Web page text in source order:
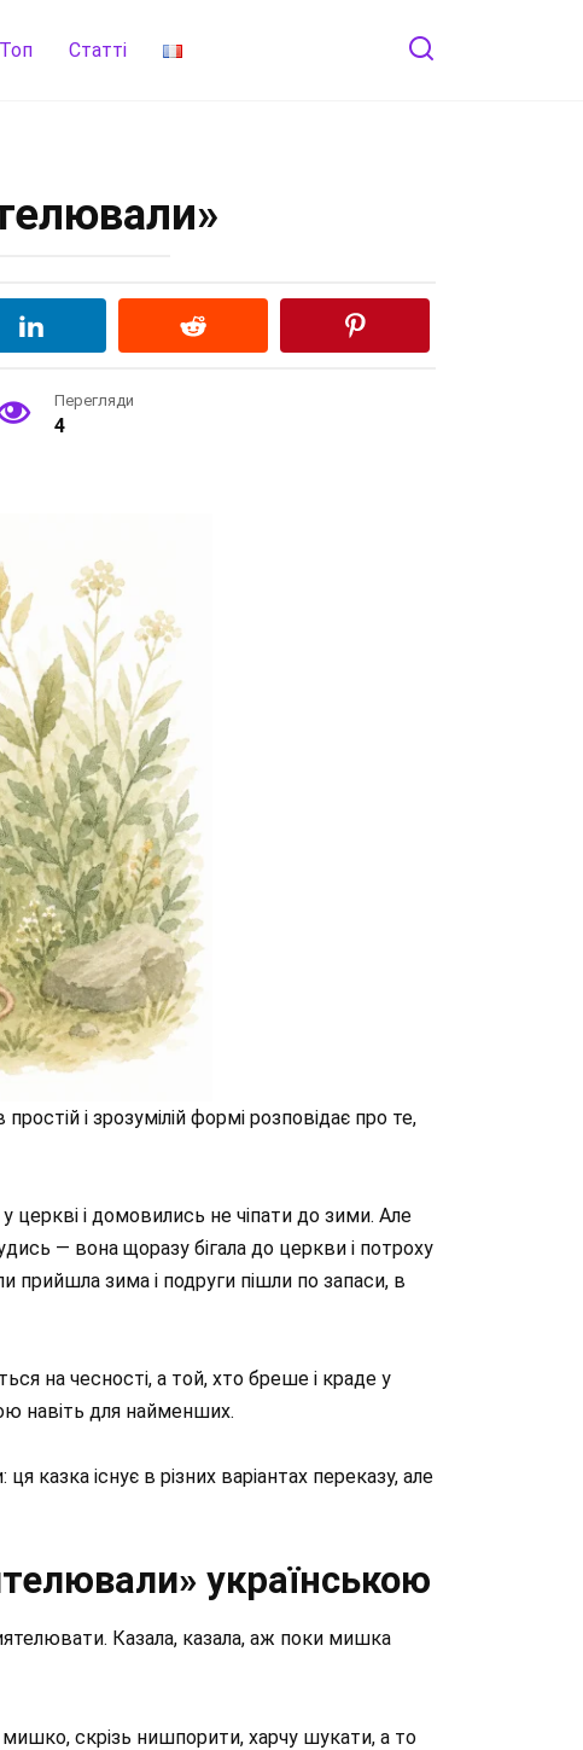
Топ Статті
Перегляди
4
і зрозумілій формі розповідає про те,
церкві і домовились не чіпати до зими. Але
— вона щоразу бігала до церкви і потроху
прийшла зима і подруги пішли по запаси, в
на чесності, а той, хто бреше і краде у
навіть для найменших.
існує в різних варіантах переказу, але
українською
Казала, казала, аж поки мишка
скрізь нишпорити, харчу шукати, а то